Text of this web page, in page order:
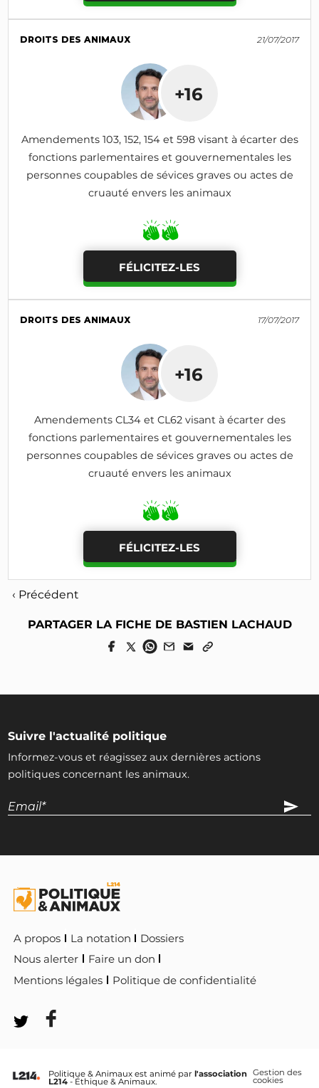
DROITS DES ANIMAUX 21/07/2017
+16
Amendements 103, 152, 154 et 598 visant à écarter des
fonctions parlementaires et gouvernementales les
personnes coupables de sévices graves ou actes de
cruauté envers les animaux
FÉLICITEZ-LES
DROITS DES ANIMAUX 17/07/2017
+16
Amendements CL34 et CL62 visant à écarter des
fonctions parlementaires et gouvernementales les
personnes coupables de sévices graves ou actes de
cruauté envers les animaux
FÉLICITEZ-LES
‹ Précédent
PARTAGER LA FICHE DE BASTIEN LACHAUD
Suivre l'actualité politique
Informez-vous et réagissez aux dernières actions
politiques concernant les animaux.
A propos La notation
Dossiers
Nous alerter
Faire un don
Mentions légales
Politique de confidentialité
Politique & Animaux est animé par l'association
L214 - Éthique & Animaux.
Gestion des
cookies